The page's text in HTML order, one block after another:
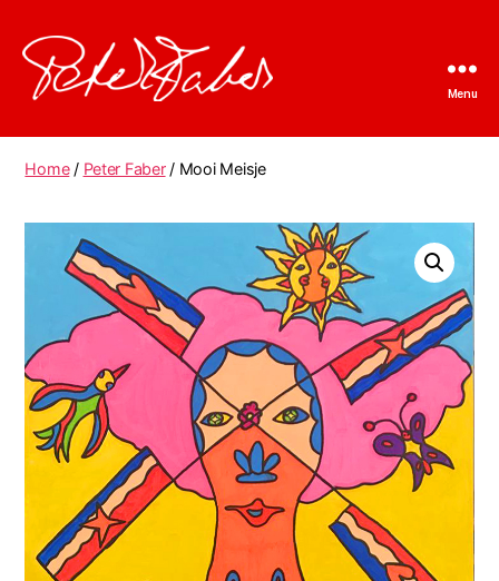
Faber
Menu
Home/ Peter Faber/ Mooi Meisje